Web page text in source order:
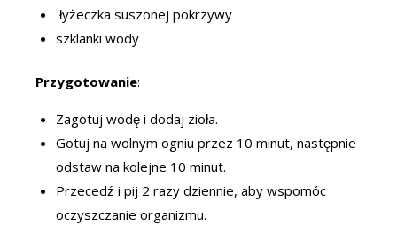
łyżeczka suszonej pokrzywy
szklanki wody
Przygotowanie:
Zagotuj wodę i dodaj zioła.
Gotuj na wolnym ogniu przez 10 minut, następnie
odstaw na kolejne 10 minut.
Przecedź i pij 2 razy dziennie, aby wspomóc
oczyszczanie organizmu.